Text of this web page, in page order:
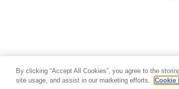
By clicking “Accept All Cookies”, you agree to the
site usage, and assist in our marketing efforts.
Cookie